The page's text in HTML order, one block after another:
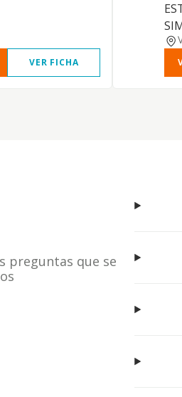
VER FICHA
preguntas que se